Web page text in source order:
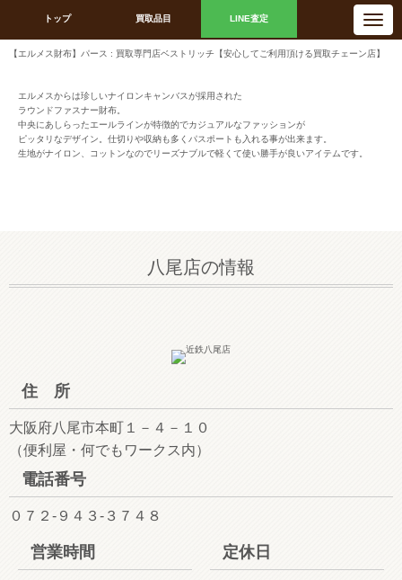
トップ 買取品目 LINE査定
N
a
v
i
g
【エルメス財布】パース : 買取専門店ベストリッチ【安心してご利用頂ける買取チェーン店】
エルメスからは珍しいナイロンキャンバスが採用された
ラウンドファスナー財布。
中央にあしらったエールラインが特徴的でカジュアルなファッションが
ピッタリなデザイン。仕切りや収納も多くパスポートも入れる事が出来ます。
生地がナイロン、コットンなのでリーズナブルで軽くて使い勝手が良いアイテムです。
八尾店の情報
住 所
大阪府八尾市本町１－４－１０
（便利屋・何でもワークス内）
電話番号
０７２-９４３-３７４８
営業時間 定休日